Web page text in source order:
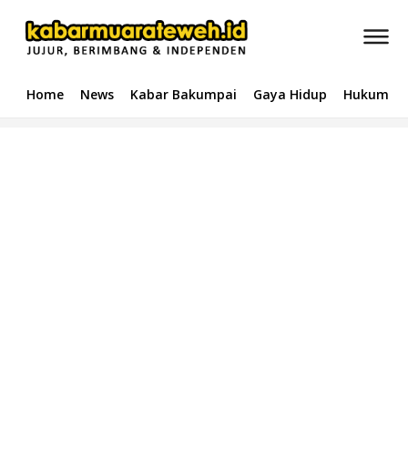
Home News Kabar Bakumpai Gaya Hidup Hukum &